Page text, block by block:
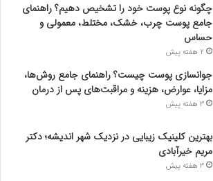
چگونه نوع پوست خود را تشخیص دهیم؟ راهنمای
جامع پوست چرب، خشک، مختلط، معمولی و
حساس
2 هفته پیش
جوانسازی پوست چیست؟ راهنمای جامع روش‌ها،
مزایا، عوارض، هزینه و مراقبت‌های پس از درمان
3 هفته پیش
بهترین کلینیک زیبایی در نزدیک شهر اندیشه؛ دکتر
مریم خیرآبادی
3 هفته پیش